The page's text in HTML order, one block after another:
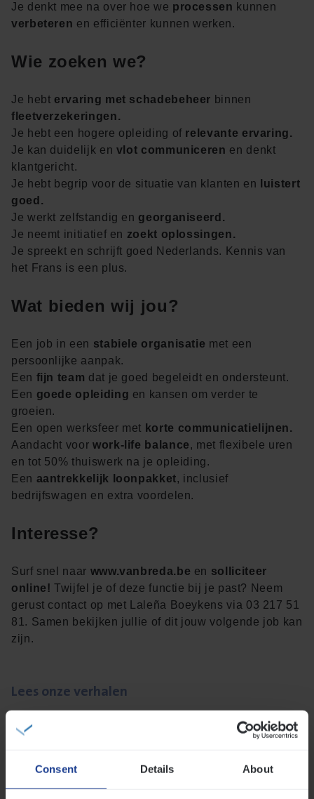
Consent Details About
Je denkt mee na over hoe we processen kunnen
verbeteren en efficiënter kunnen werken.
Wie zoeken we?
Je hebt ervaring met schadebeheer binnen
fleetverzekeringen.
Je hebt een hogere opleiding of relevante ervaring.
Je kan duidelijk en vlot communiceren en denkt
klantgericht.
Je hebt begrip voor de situatie van klanten en
luistert
goed.
Je werkt zelfstandig en georganiseerd.
Je neemt initiatief en zoekt oplossingen.
Je spreekt en schrijft goed Nederlands. Kennis van
het Frans is een plus.
Wat bieden wij jou?
Een job in een stabiele organisatie met een
persoonlijke aanpak.
Een fijn team dat je goed begeleidt en ondersteunt.
Een goede opleiding en kansen om verder te
groeien.
Een open werksfeer met korte communicatielijnen.
Aandacht voor work-life balance, met flexibele uren
en tot 50% thuiswerk na je opleiding.
Een aantrekkelijk loonpakket, inclusief
bedrijfswagen en extra voordelen.
Interesse?
Surf snel naar www.vanbreda.be en solliciteer
online! Twijfel je of deze functie bij je past? Neem
gerust contact op met Laleña Boeykens via 03 217 51
81. Samen bekijken jullie of dit jouw volgende job kan
zijn.
Lees onze verhalen
versterken
humor
Thalia zoekt graag oplossingen, in games én op het